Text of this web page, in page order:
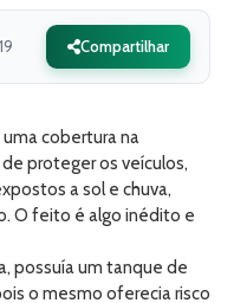
Compartilhar
cobertura na
proteger os veículos,
a sol e chuva,
O feito é algo inédito e
possuía um tanque de
o mesmo oferecia risco